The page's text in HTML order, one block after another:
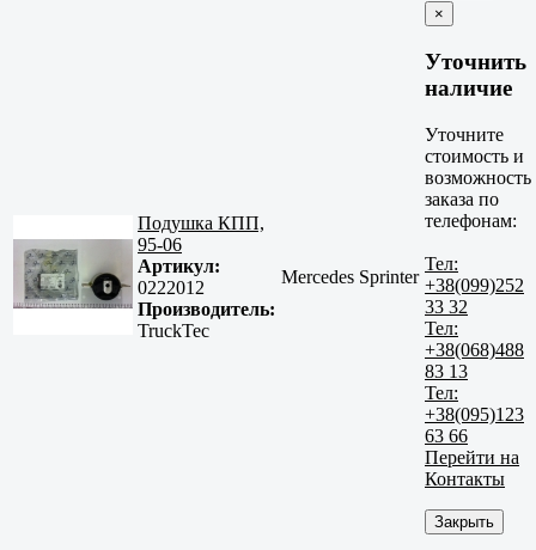
Подушка КПП,
95-06
Артикул:
0222012
Производитель:
TruckTec
Mercedes Sprinter
×
Уточнить
наличие
Уточните
стоимость и
возможность
заказа по
телефонам:
Тел:
+38(099)252
33 32
Тел:
+38(068)488
83 13
Тел:
+38(095)123
63 66
Перейти на
Контакты
Закрыть